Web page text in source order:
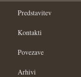
Predstavitev
Kontakti
Povezave
Arhivi